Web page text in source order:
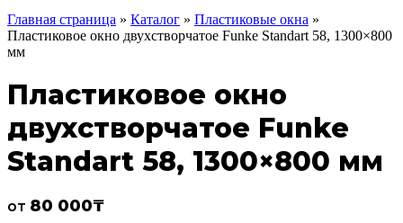
Главная страница » Каталог » Пластиковые окна »
Пластиковое окно двухстворчатое Funke Standart 58, 1300×800
мм
Пластиковое окно
двухстворчатое Funke
Standart 58, 1300×800 мм
от 80 000₸